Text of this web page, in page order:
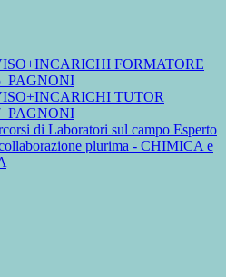
FORMATORE
TUTOR
di Laboratori sul campo Esperto
plurima - CHIMICA e